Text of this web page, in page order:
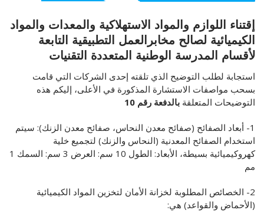
كلمة ترحيب
الهيكل التنظيمي
المدريريات
نيابة المديرية المكلفة بالتدريس والشهادات والتكوين المستمر
نيابة مديرية تكوين الدكتوراه والبحث العلمي والتطوير
التكنولوجي والابتكار وترقية المقاولاتية
نيابة مديرية نظم المعلومات والاتصالات والعلاقات الخارجية
المصالح
الأمانة العامة
مديرية المستخدمين و التكوين و الأنشطة الثقافية و الرياضية
مديرية الميزانية والمالية
البهو التكنولوجي
المكتبة
نوادي علمية
معرض الصور
الهندسة الالكترونية
الهندسة الكهربائية
الهندسة الكيميائية
هندسة مدنية
هندسة البيئية
الهندسة الميكانيكية
هندسة الصناعية
البرامج والمنح الدراسية
ERASMUS+
جمعية تلاميذ و خريجي المدرسة الوطنية متعددة التقنيات
قائمة الشركاء
المنشورات
المجلات العلمية
رسالة إعلام
معلومات
البحث العلمي
فعاليات علمية
CICOMM-25
ISSPA2024
محضر اجتماع المجلس العلمي للمدرسة
الرزنامة البيداغوجية للسنة الجامعية 2025/2026
مسابقة الالتحاق بالطور الثاني للمدارس العليا 2024-2025
الجداول الزمنية 2024-2025
الطلبة الجدد
الأبواب المفتوحة الافتراضية
الاتصال
اتصالالعربية
Fr
إقتناء اللوازم والمواد الاستهلاكية والمعدات والمواد
الكيميائية لصالح مخابرالعمل التطبيقية التابعة
لأقسام المدرسة الوطنية المتعددة التقنيات
استجابة لطلب التوضيح الذي تلقته إحدى الشركات التي قامت
بسحب مواصفات الاستشارة المذكورة في الأعلى، إليكم هذه
التوضيحات المتعلقة بالدفعة رقم 10
1- أبعاد الصفائح (صفائح معدن النحاس، صفائح معدن الزنك): سيتم
استخدام الصفائح المعدنية (النحاس والزنك) لتجميع خلية
كهروكيميائية بسيطة، الأبعاد: الطول 10 سم: العرض 3 سم: السمك 1
مم
2- الخصائص المطلوبة لخزانة الأمان لتخزين المواد الكيميائية
(الأحماض والقواعد) هي: